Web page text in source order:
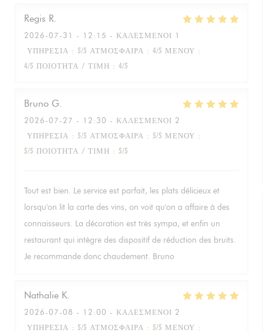
Regis R
2026-07-31
- 12:15 - ΚΑΛΕΣΜΈΝΟΙ 1
ΥΠΗΡΕΣΊΑ : 5/5 ΑΤΜΌΣΦΑΙΡΑ : 4/5 ΜΕΝΟΎ :
4/5 ΠΟΙΌΤΗΤΑ / ΤΙΜΉ : 4/5
Bruno G
2026-07-27 - 12:30 - ΚΑΛΕΣΜΈΝΟΙ 2
ΥΠΗΡΕΣΊΑ : 5/5 ΑΤΜΌΣΦΑΙΡΑ : 5/5 ΜΕΝΟΎ :
5/5 ΠΟΙΌΤΗΤΑ / ΤΙΜΉ : 5/5
Tout est bien. Le service est parfait, les plats délicieux et
lorsqu'on lit la carte des vins, on voit qu'on a affaire à des
connaisseurs. La décoration est très sympa, et enfin un
restaurant qui intègre des dispositif de réduction des bruits.
Je recommande donc chaudement. Bruno
Nathalie K
2026-07-08 - 12:00 - ΚΑΛΕΣΜΈΝΟΙ 2
ΥΠΗΡΕΣΊΑ : 5/5 ΑΤΜΌΣΦΑΙΡΑ : 5/5 ΜΕΝΟΎ :